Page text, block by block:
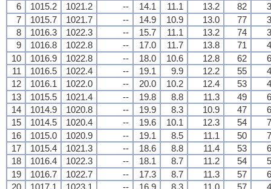
6
1015.2 1021.2 -- 14.1 11.1 13.2 82
7
1015.7 1021.7 -- 14.9 10.9 13.0 77
8
1016.3 1022.3 -- 15.7 11.1 13.2 74
9
1016.8 1022.8 -- 17.0 11.7 13.8 71
10
1016.9 1022.8 -- 18.0 10.6 12.8 62
11
1016.5 1022.4 -- 19.1 9.9 12.2 55
12
1016.1 1022.0 -- 20.0 10.2 12.4 53
13
1015.5 1021.4 -- 19.8 8.8 11.3 49
14
1014.9 1020.8 -- 19.9 8.3 10.9 47
15
1014.5 1020.4 -- 19.6 10.1 12.3 54
16
1015.0 1020.9 -- 19.1 8.5 11.1 50
17
1015.4 1021.3 -- 18.6 8.8 11.4 53
18
1016.4 1022.3 -- 18.1 8.7 11.2 54
19
1016.7 1022.7 -- 17.3 8.7 11.3 57
20
1017.1 1023.1 -- 16.9 8.3 11.0 57